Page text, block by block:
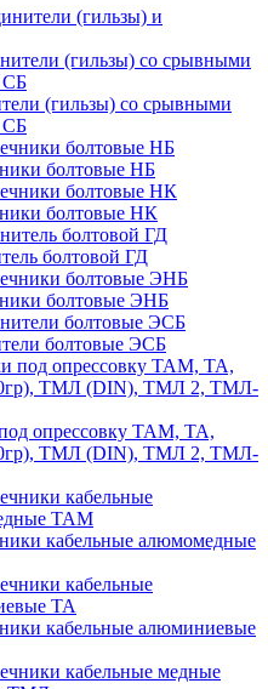
(гильзы) и
(гильзы) со срывными
СБ
болтовые НБ
болтовые НК
болтовой ГД
болтовые ЭНБ
болтовые ЭСБ
опрессовку ТАМ, ТА,
ТМЛ (DIN), ТМЛ 2, ТМЛ-
кабельные алюмомедные
кабельные алюминиевые